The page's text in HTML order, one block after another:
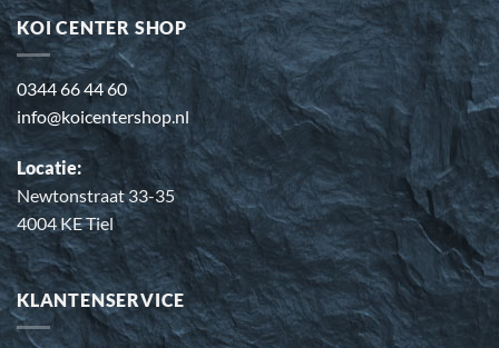
KOI CENTER SHOP
0344 66 44 60
info@koicentershop.nl
Locatie:
Newtonstraat 33-35
4004 KE Tiel
KLANTENSERVICE